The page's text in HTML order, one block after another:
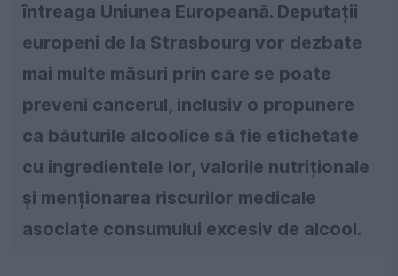
întreaga Uniunea Europeană. Deputații
europeni de la Strasbourg vor dezbate
mai multe măsuri prin care se poate
preveni cancerul, inclusiv o propunere
ca băuturile alcoolice să fie etichetate
cu ingredientele lor, valorile nutriționale
și menționarea riscurilor medicale
asociate consumului excesiv de alcool.